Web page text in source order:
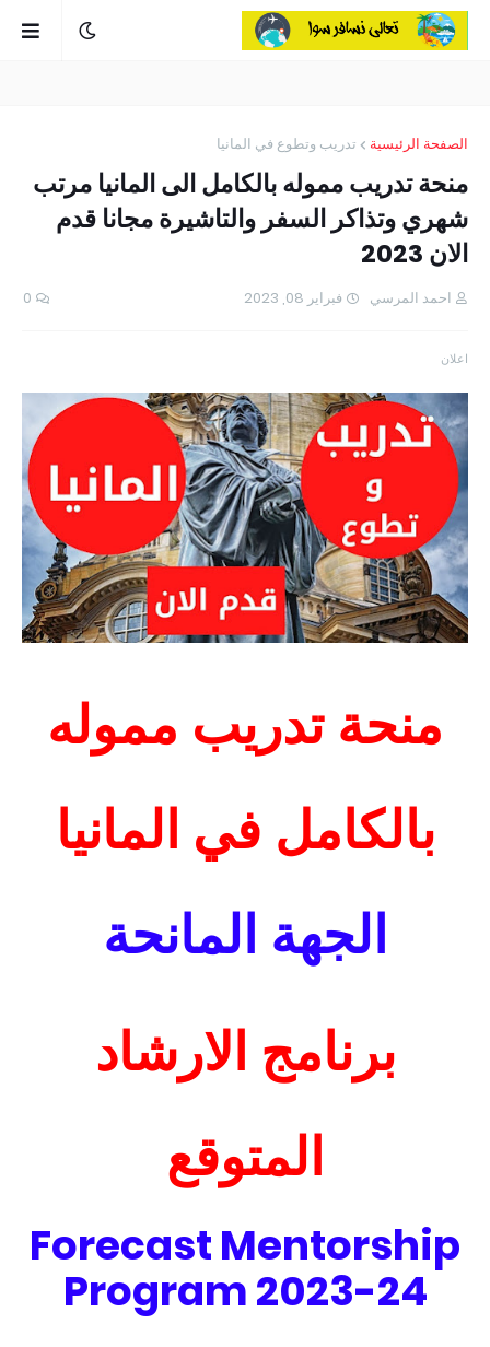
الصفحة الرئيسية تدريب وتطوع في المانيا
منحة تدريب مموله بالكامل الى المانيا مرتب
شهري وتذاكر السفر والتاشيرة مجانا قدم
الان 2023
احمد المرسي فبراير 08, 2023 0
اعلان
منحة تدريب مموله
بالكامل في المانيا
الجهة المانحة
برنامج الارشاد
المتوقع
Forecast Mentorship
Program 2023-24